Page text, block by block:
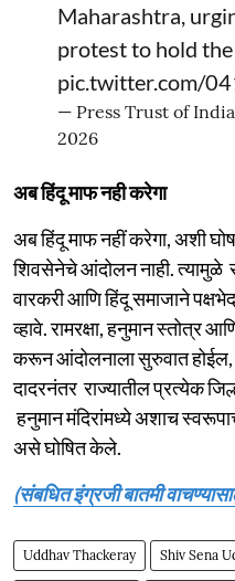
Maharashtra,
protest to hold
pic.twitter.com/
— Press Trust of
2026
अब हिंदू माफ नही करेगा
अब हिंदू माफ नहीं करेगा, अशी
शिवसेनेचे आंदोलन नाही. त्यामुळे
वारकरी आणि हिंदू समाजाने
व्हावे. रामरक्षा, हनुमान स्तोत्र
करून आंदोलनाला सुरुवात होईल,
दादरनंतर राज्यातील प्रत्येक
हनुमान मंदिरांमध्ये अशाच
असे घोषित केले.
(संबधित इंग्रजी बातमी
Uddhav Thackeray Shiv Sena